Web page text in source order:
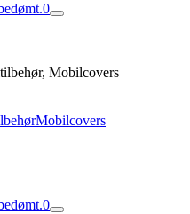
0
Mobilcovers
Mobilcovers
0